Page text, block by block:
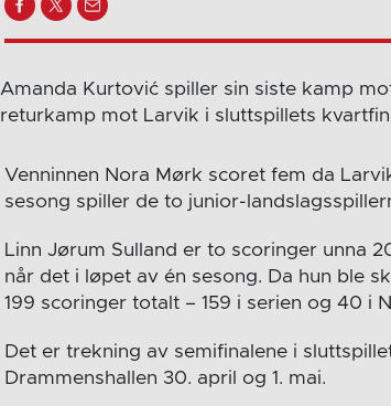
Amanda Kurtović spiller sin siste kamp
returkamp mot Larvik i sluttspillets
Venninnen Nora Mørk scoret fem da
sesong spiller de to junior-
Linn Jørum Sulland er to scoringer unna
når det i løpet av én sesong. Da hun ble
199 scoringer totalt – 159 i serien og 40 i
Det er trekning av semifinalene i
Drammenshallen 30. april og 1. mai.